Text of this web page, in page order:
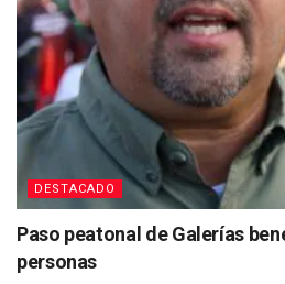
DESTACADO
Paso peatonal de Galerías
personas